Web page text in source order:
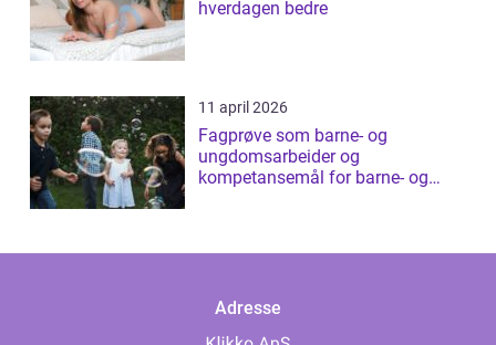
hverdagen bedre
11 april 2026
Fagprøve som barne- og
ungdomsarbeider og
kompetansemål for barne- og
Adresse